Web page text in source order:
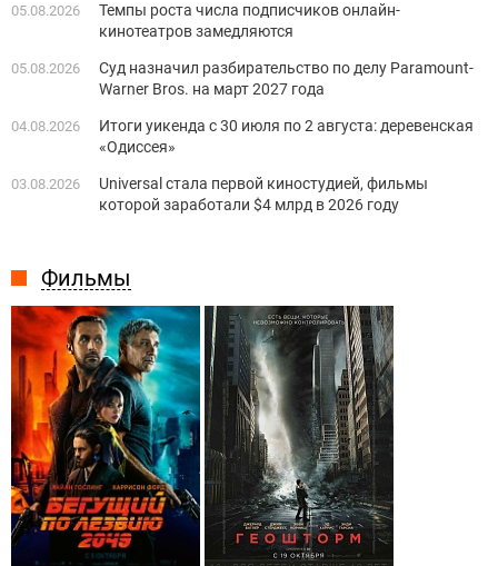
Фильмы
05.08.2026
Темпы роста числа подписчиков онлайн-
кинотеатров замедляются
05.08.2026
Суд назначил разбирательство по делу Paramount-
Warner Bros. на март 2027 года
04.08.2026
Итоги уикенда с 30 июля по 2 августа: деревенская
«Одиссея»
03.08.2026
Universal стала первой киностудией, фильмы
которой заработали $4 млрд в 2026 году